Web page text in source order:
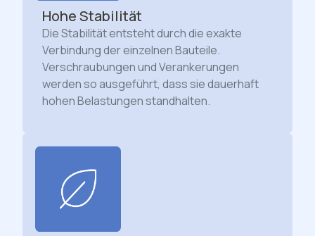
Hohe Stabilität
Die Stabilität entsteht durch die exakte
Verbindung der einzelnen Bauteile.
Verschraubungen und Verankerungen
werden so ausgeführt, dass sie dauerhaft
hohen Belastungen standhalten.